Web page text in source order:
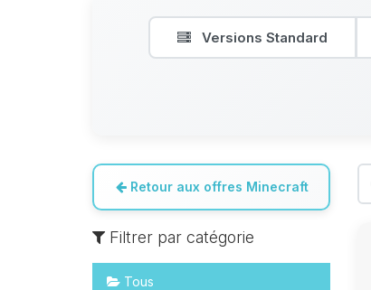
Versions Standard
Retour aux offres Minecraft
Filtrer par catégorie
Tous